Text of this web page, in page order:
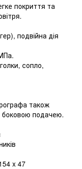
покриття та
подвійна дія
сопло,
також
боковою подачею.
x 47